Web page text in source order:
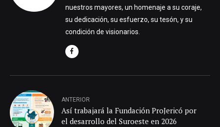
nuestros mayores, un homenaje a su coraje,
su dedicación, su esfuerzo, su tesón, y su
condición de visionarios.
ANTERIOR
Así trabajará la Fundación ProJericó por
el desarrollo del Suroeste en 2026